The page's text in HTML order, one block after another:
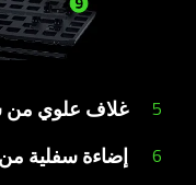
5 غلاف علوي من
6 إضاءة سفلية من